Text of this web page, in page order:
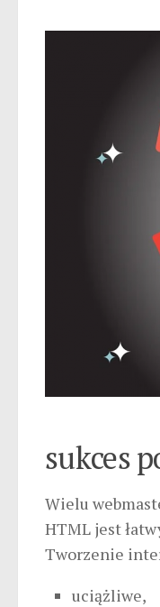
sukces
Wielu
HTML jest
Tworzenie
uciążliwe,